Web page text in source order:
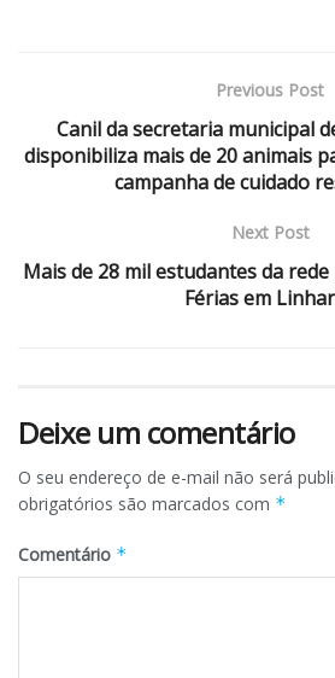
Previous Post
Canil da secretaria municipal
disponibiliza mais de 20 animais
campanha de cuidado
Next Post
Mais de 28 mil estudantes da
Férias em
Deixe um comentário
O seu endereço de e-mail não será
obrigatórios são marcados com *
Comentário *